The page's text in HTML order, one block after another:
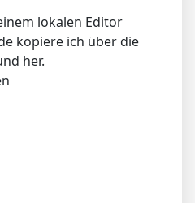
lokalen Editor
kopiere ich über die
her.